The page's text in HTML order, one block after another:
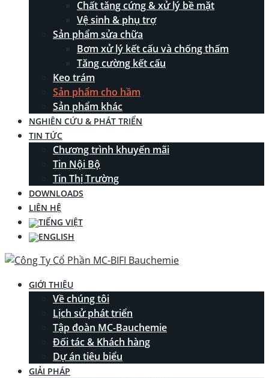
Chất tăng cứng & xử lý bề mặt
Vệ sinh & phụ trợ
Sản phẩm sửa chữa
Bơm xử lý kết cấu và chống thấm
Tăng cường kết cấu
Keo trám
Sản phẩm cho hầm
Sản phẩm khác
NGHIÊN CỨU & PHÁT TRIỂN
TIN TỨC
Chương trình khuyến mãi
Tin Nội Bộ
Tin Thị Trường
DOWNLOADS
LIÊN HỆ
GIỚI THIỆU
Về chúng tôi
Lịch sử phát triển
Tập đoàn MC-Bauchemie
Đối tác & Khách hàng
Dự án tiêu biểu
GIẢI PHÁP